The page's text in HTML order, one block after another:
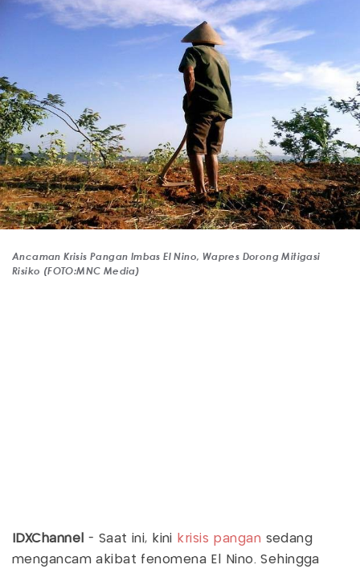
Ancaman Krisis Pangan Imbas El Nino, Wapres Dorong Mitigasi
Risiko (FOTO:MNC Media)
IDXChannel - Saat ini, kini krisis pangan sedang
mengancam akibat fenomena El Nino. Sehingga